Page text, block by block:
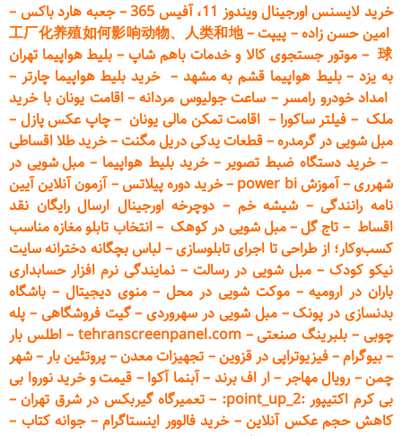
خرید لایسنس اورجینال ویندوز 11، آفیس 365
–جعبه هارد باکس –
امین حسن زاده– پیپت–
工厂化养殖如何影响动物、人类和地
球
– موتور جستجوی کالا و خدمات باهم شاپ– بلیط هواپیما تهران
به یزد–بلیط هواپیما قشم به مشهد –خرید بلیط هواپیما چارتر –
امداد خودرو رامسر– ساعت جولیوس مردانه–اقامت یونان با خرید
ملک – فیلتر ساکورا – اقامت تمکن مالی یونان –چاپ عکس پازل –
مبل شویی در گرمدره–قطعاتیدکی دریل مگنت–خرید طلا اقساطی
–خرید دستگاه ضبط تصویر–خرید بلیط هواپیما –مبل شویی در
شهرری–آموزش power bi –خرید دورهپیلاتس–آزمون آنلاین آیین
نامه رانندگی– شیشه خم – دوچرخه اورجینال ارسال رایگان نقد
اقساط – تاج گل–مبل شویی در کوهک–انتخاب تابلو مغازه مناسب
کسب‌وکار؛ از طراحی تا اجرای تابلوسازی– لباس بچگانه دخترانه سایت
نیکو کودک – مبل شویی در رسالت – نمایندگی نرم افزار حسابداری
باران در ارومیه–موکت شویی در محل–منوی دیجیتال – باشگاه
بدنسازی در پونک–مبل شویی در سهروردی–گیت فروشگاهی – پله
چوبی – بلبرینگ صنعتی–
tehranscreenpanel.com
–اطلس بار
–بیوگرام–فیزیوتراپی در قزوین– تجهیزات معدن–پروتئین بار–شهر
چمن– رویال مهاجر –ار اف برند –آبنما آکوا – قیمت و خرید نوروا بی
بی کرم اکتیپور :point_up_2:
– تعمیرگاه گیربکس در شرق تهران–
کاهش حجم عکس آنلاین–خرید فالوور اینستاگرام–جوانه کتاب –